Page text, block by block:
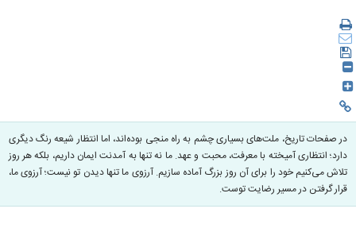
در صفحات تاریخ، ملت‌های بسیاری چشم به راه منجی بوده‌اند، اما انتظار شیعه رنگ دیگری
دارد؛ انتظاری آمیخته با معرفت، محبت و عهد. ما نه تنها به آمدنت ایمان داریم، بلکه هر روز
تلاش می‌کنیم خود را برای آن روز بزرگ آماده سازیم. آرزوی ما تنها دیدن تو نیست؛ آرزوی ما،
قرار گرفتن در مسیر رضایت توست.